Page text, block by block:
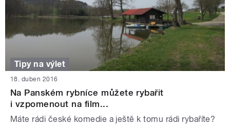
Tipy na výlet
18. duben 2016
Na Panském rybníce můžete rybařit
i vzpomenout na film...
Máte rádi české komedie a ještě k tomu rádi rybaříte?